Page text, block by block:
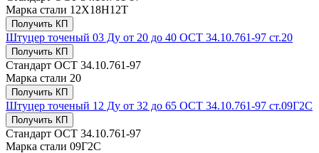
Марка стали 12Х18Н12Т
Получить КП
Штуцер точеный 03 Ду от 20 до 40 ОСТ 34.10.761-97 ст.20
Получить КП
Стандарт ОСТ 34.10.761-97
Марка стали 20
Получить КП
Штуцер точеный 12 Ду от 32 до 65 ОСТ 34.10.761-97 ст.09Г2С
Получить КП
Стандарт ОСТ 34.10.761-97
Марка стали 09Г2С